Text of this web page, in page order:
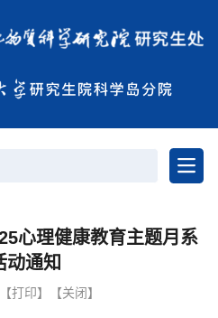
心理健康教育主题月系
动通知
【打印】 【关闭】